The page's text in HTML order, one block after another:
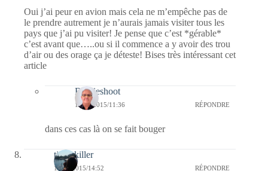
Oui j’ai peur en avion mais cela ne m’empêche pas de
le prendre autrement je n’aurais jamais visiter tous les
pays que j’ai pu visiter! Je pense que c’est *gérable*
c’est avant que…..ou si il commence a y avoir des trou
d’air ou des orage ça je déteste! Bises très intéressant cet
article
Bernieshoot
12/11/2015/11:36 RÉPONDRE
dans ces cas là on se fait bouger
tinalakiller
10/11/2015/14:52 RÉPONDRE